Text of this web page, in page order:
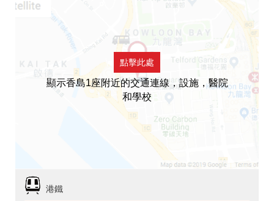
點擊此處
顯示香島1座附近的交通連線，設施，醫院
和學校
港鐵